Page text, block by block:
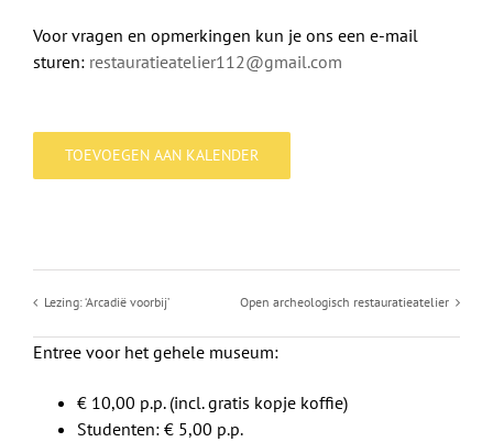
Voor vragen en opmerkingen kun je ons een e-mail
sturen: restauratieatelier112@gmail.com
TOEVOEGEN AAN KALENDER
Lezing: ‘Arcadië voorbij’ Open archeologisch restauratieatelier
Entree voor het gehele museum:
€ 10,00 p.p. (incl. gratis kopje koffie)
Studenten: € 5,00 p.p.